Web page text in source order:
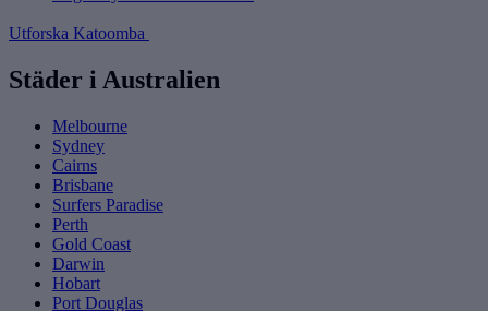
Utforska Katoomba
Städer i Australien
Melbourne
Sydney
Cairns
Brisbane
Surfers Paradise
Perth
Gold Coast
Darwin
Hobart
Port Douglas